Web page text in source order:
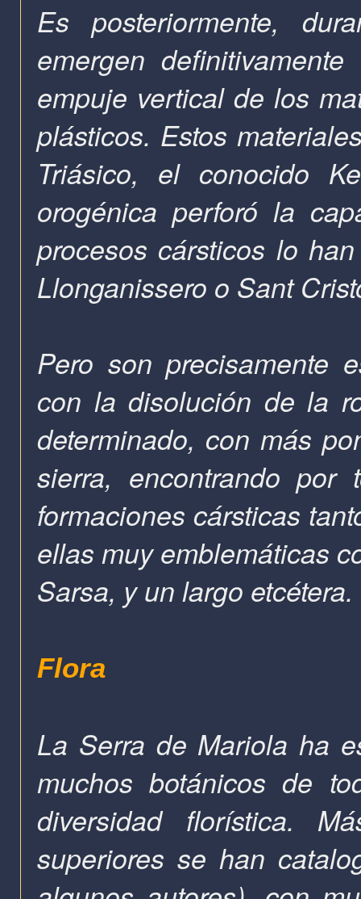
Es posteriormente,
emergen
empuje vertical de los
plásticos. Estos
Triásico, el conocido
orogénica perforó la
procesos cársticos lo
Llonganissero o Sant
Pero son precisamente
con la disolución de la
determinado, con más
sierra, encontrando
formaciones cársticas
ellas muy emblemáticas
Sarsa, y un largo etcétera.
Flora
La Serra de Mariola ha
muchos botánicos de
diversidad florística.
superiores se han